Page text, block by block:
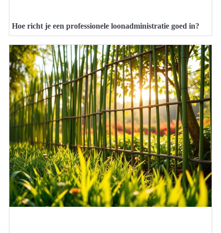
Hoe richt je een professionele loonadministratie goed in?